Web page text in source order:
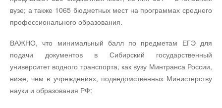
вузе; а также 1065 бюджетных мест на программах среднего
профессионального образования.
ВАЖНО, что минимальный балл по предметам ЕГЭ для
подачи документов в Сибирский государственный
университет водного транспорта, как вузу Минтранса России,
ниже, чем в учреждениях, подведомственных Министерству
науки и образования РФ: